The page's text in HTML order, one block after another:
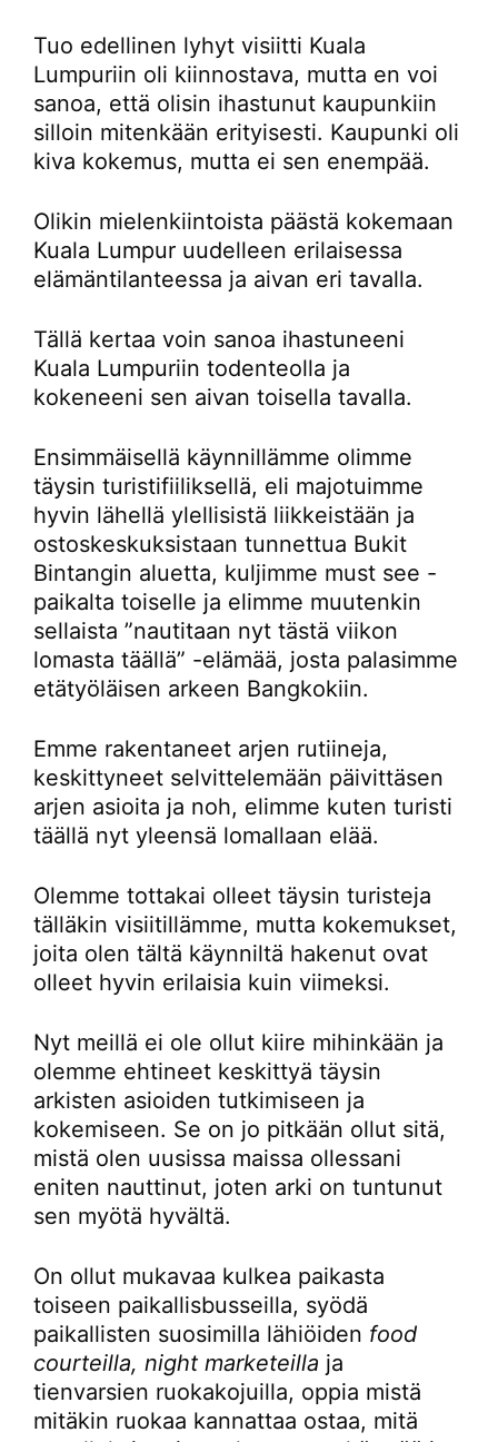
Tuo edellinen lyhyt visiitti Kuala
Lumpuriin oli kiinnostava, mutta en voi
sanoa, että olisin ihastunut kaupunkiin
silloin mitenkään erityisesti. Kaupunki oli
kiva kokemus, mutta ei sen enempää.
Olikin mielenkiintoista päästä kokemaan
Kuala Lumpur uudelleen erilaisessa
elämäntilanteessa ja aivan eri tavalla.
Tällä kertaa voin sanoa ihastuneeni
Kuala Lumpuriin todenteolla ja
kokeneeni sen aivan toisella tavalla.
Ensimmäisellä käynnillämme olimme
täysin turistifiiliksellä, eli majotuimme
hyvin lähellä ylellisistä liikkeistään ja
ostoskeskuksistaan tunnettua Bukit
Bintangin aluetta, kuljimme must see -
paikalta toiselle ja elimme muutenkin
sellaista ”nautitaan nyt tästä viikon
lomasta täällä” -elämää, josta palasimme
etätyöläisen arkeen Bangkokiin.
Emme rakentaneet arjen rutiineja,
keskittyneet selvittelemään päivittäsen
arjen asioita ja noh, elimme kuten turisti
täällä nyt yleensä lomallaan elää.
Olemme tottakai olleet täysin turisteja
tälläkin visiitillämme, mutta kokemukset,
joita olen tältä käynniltä hakenut ovat
olleet hyvin erilaisia kuin viimeksi.
Nyt meillä ei ole ollut kiire mihinkään ja
olemme ehtineet keskittyä täysin
arkisten asioiden tutkimiseen ja
kokemiseen. Se on jo pitkään ollut sitä,
mistä olen uusissa maissa ollessani
eniten nauttinut, joten arki on tuntunut
sen myötä hyvältä.
On ollut mukavaa kulkea paikasta
toiseen paikallisbusseilla, syödä
paikallisten suosimilla lähiöiden food
courteilla, night marketeilla ja
tienvarsien ruokakojuilla, oppia mistä
mitäkin ruokaa kannattaa ostaa, mitä